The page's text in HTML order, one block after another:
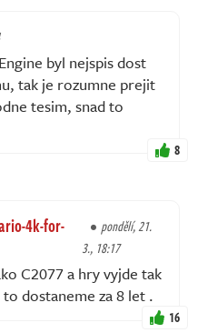
byl nejspis dost
tak je rozumne prejit
tesim, snad to
8
4k-for-
pondělí, 21.
3., 18:17
C2077 a hry vyjde tak
dostaneme za 8 let .
16